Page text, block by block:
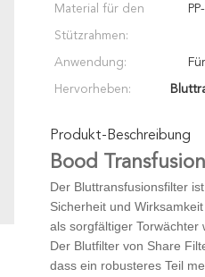
Material für den
Stützrahmen:
Anwendung:
Hervorheben:
Produkt-Beschreibung
Bood
Der Bluttransfusionsfilter
Sicherheit und
als sorgfältiger Torwächter
Der Blutfilter von Share
dass ein robusteres Teil